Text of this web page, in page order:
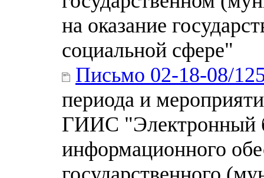
на оказание
социальной сфере"
Письмо 02-18-08/
периода и
ГИИС "Электронный
информационного